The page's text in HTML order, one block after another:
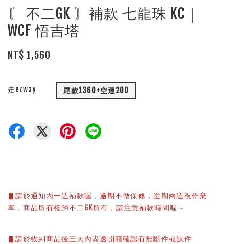
〘 不二GK 〙補款 七龍珠 KC｜
WCF 悟吉塔
NT$ 1,560
走ezway 尾款1360+空運200
▋請於通知內一週補款喔，逾期不做保修，逾期兩週視作棄
單，商品所有權歸不二GK所有，請注意補款時間喔～
▋請於收到商品後三天內盡速開箱確認有無斷件或缺件